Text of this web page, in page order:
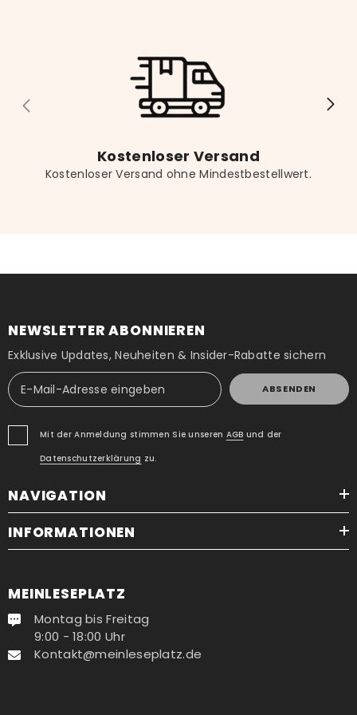
Kostenloser Versand
Kostenloser Versand ohne Mindestbestellwert.
NEWSLETTER ABONNIEREN
Exklusive Updates, Neuheiten & Insider-Rabatte sichern
ABSENDEN
Mit der Anmeldung stimmen Sie unseren AGB und der
Datenschutzerklärung zu.
NAVIGATION
INFORMATIONEN
MEINLESEPLATZ
Montag bis Freitag
9:00 - 18:00 Uhr
Kontakt@meinleseplatz.de